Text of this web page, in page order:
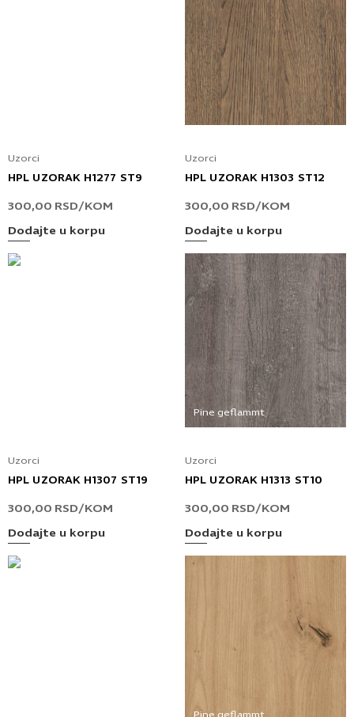
Uzorci
HPL UZORAK H1277 ST9
300,00 RSD/KOM
Dodajte u korpu
Uzorci
HPL UZORAK H1303 ST12
300,00 RSD/KOM
Dodajte u korpu
Uzorci
HPL UZORAK H1307 ST19
300,00 RSD/KOM
Dodajte u korpu
Uzorci
HPL UZORAK H1313 ST10
300,00 RSD/KOM
Dodajte u korpu